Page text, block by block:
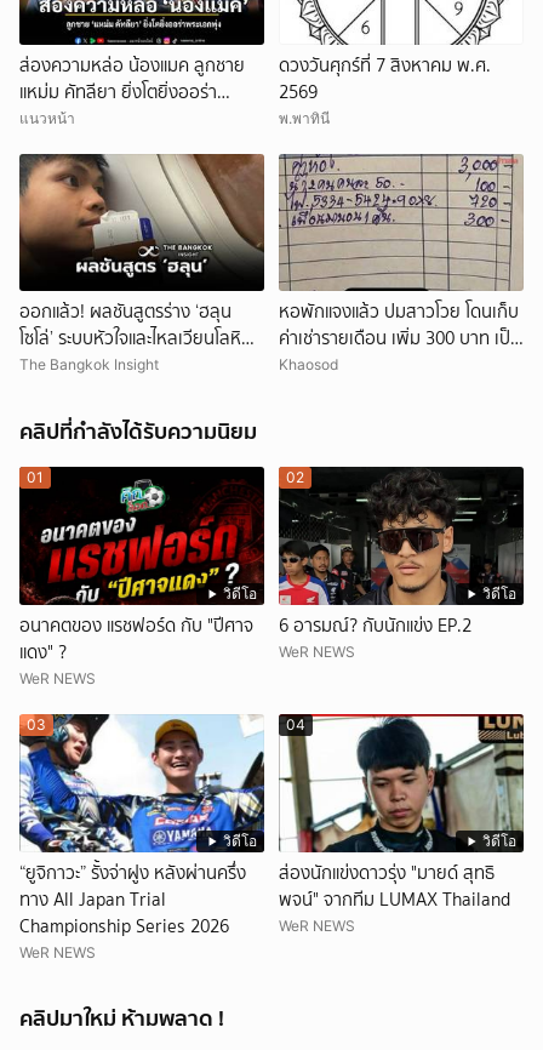
ส่องความหล่อ น้องแมค ลูกชาย
แหม่ม คัทลียา ยิ่งโตยิ่งออร่า
พระเอกพุ่ง
แนวหน้า
ดวงวันศุกร์ที่ 7 สิงหาคม พ.ศ.
2569
พ.พาทินี
ออกแล้ว! ผลชันสูตรร่าง ‘ฮลุน
โซโล่’ ระบบหัวใจและไหลเวียนโลหิต
ล้มเหลว
The Bangkok Insight
หอพักแจงแล้ว ปมสาวโวย โดนเก็บ
ค่าเช่ารายเดือน เพิ่ม 300 บาท เป็น
ค่าพาเพื่อนมานอน 1 คืน
Khaosod
คลิปที่กำลังได้รับความนิยม
วิดีโอ
01
อนาคตของ แรชฟอร์ด กับ "ปีศาจ
แดง" ?
WeR NEWS
วิดีโอ
02
6 อารมณ์? กับนักแข่ง EP.2
WeR NEWS
วิดีโอ
03
“ยูจิกาวะ” รั้งจ่าฝูง หลังผ่านครึ่ง
ทาง All Japan Trial
Championship Series 2026
WeR NEWS
วิดีโอ
04
ส่องนักแข่งดาวรุ่ง "มายด์ สุทธิ
พจน์" จากทีม LUMAX Thailand
WeR NEWS
คลิปมาใหม่ ห้ามพลาด !